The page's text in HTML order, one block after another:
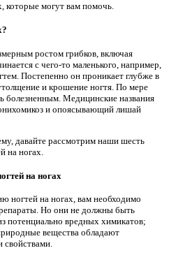
которые могут вам помочь.
ростом грибков, включая
с чего-то маленького, например,
Постепенно он проникает глубже в
и крошение ногтя. По мере
болезненным. Медицинские названия
и опоясывающий лишай
давайте рассмотрим наши шесть
на ногах.
на ногах
ногтей на ногах, вам необходимо
Но они не должны быть
потенциально вредных химикатов;
вещества обладают
свойствами.